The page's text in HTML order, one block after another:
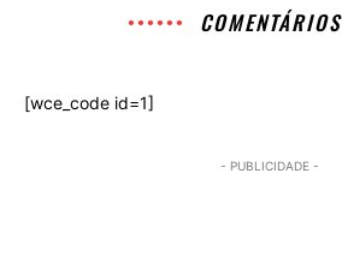
COMENTÁRIOS
[wce_code id=1]
- PUBLICIDADE -